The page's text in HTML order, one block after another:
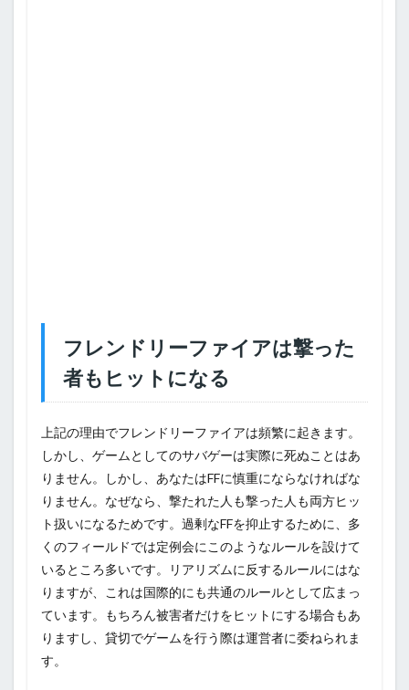
フレンドリーファイアは撃った
者もヒットになる
上記の理由でフレンドリーファイアは頻繁に起きます。
しかし、ゲームとしてのサバゲーは実際に死ぬことはあ
りません。しかし、あなたはFFに慎重にならなければな
りません。なぜなら、撃たれた人も撃った人も両方ヒッ
ト扱いになるためです。過剰なFFを抑止するために、多
くのフィールドでは定例会にこのようなルールを設けて
いるところ多いです。リアリズムに反するルールにはな
りますが、これは国際的にも共通のルールとして広まっ
ています。もちろん被害者だけをヒットにする場合もあ
りますし、貸切でゲームを行う際は運営者に委ねられま
す。